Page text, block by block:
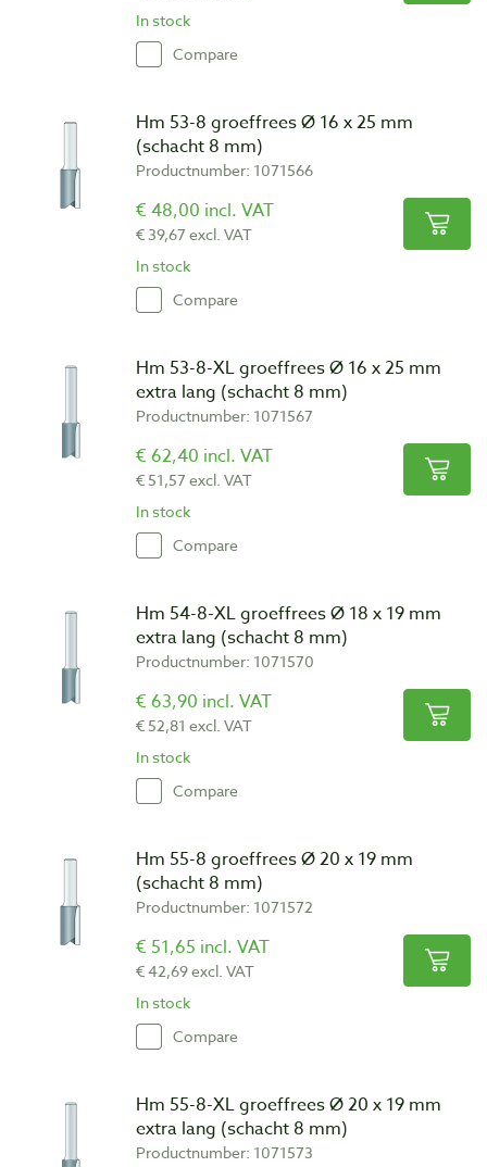
In stock
Compare
Hm 53-8 groeffrees Ø 16 x 25 mm
(schacht 8 mm)
Productnumber: 1071566
€ 48,00 incl. VAT
€ 39,67 excl. VAT
In stock
Compare
Hm 53-8-XL groeffrees Ø 16 x 25 mm
extra lang (schacht 8 mm)
Productnumber: 1071567
€ 62,40 incl. VAT
€ 51,57 excl. VAT
In stock
Compare
Hm 54-8-XL groeffrees Ø 18 x 19 mm
extra lang (schacht 8 mm)
Productnumber: 1071570
€ 63,90 incl. VAT
€ 52,81 excl. VAT
In stock
Compare
Hm 55-8 groeffrees Ø 20 x 19 mm
(schacht 8 mm)
Productnumber: 1071572
€ 51,65 incl. VAT
€ 42,69 excl. VAT
In stock
Compare
Hm 55-8-XL groeffrees Ø 20 x 19 mm
extra lang (schacht 8 mm)
Productnumber: 1071573